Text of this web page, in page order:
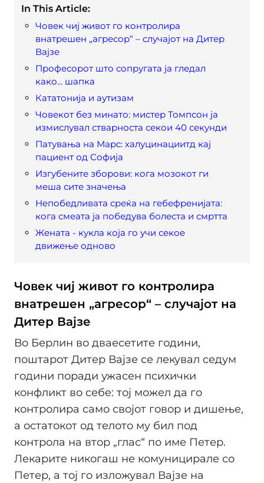
In This Article:
Човек чиј живот го контролира
внатрешен „агресор“ – случајот на Дитер
Вајзе
Професорот што сопругата ја гледал
како... шапка
Кататонија и аутизам
Човекот без минато: мистер Томпсон ја
измислувал стварноста секои 40 секунди
Патувања на Марс: халуцинациитд кај
пациент од Софија
Изгубените зборови: кога мозокот ги
меша сите значења
Непобедливата среќа на гебефренијата:
кога смеата ја победува болеста и смртта
Жената - кукла која го учи секое
движење одново
Човек чиј живот го контролира
внатрешен „агресор“ – случајот на
Дитер Вајзе
Во Берлин во дваесетите години,
поштарот Дитер Вајзе се лекувал седум
години поради ужасен психички
конфликт во себе: тој можел да го
контролира само својот говор и дишење,
а остатокот од телото му бил под
контрола на втор „глас“ по име Петер.
Лекарите никогаш не комуницирале со
Петер, а тој го изложувал Вајзе на